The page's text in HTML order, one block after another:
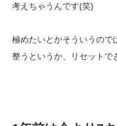
考えちゃうんです(笑)
極めたいとかそういうので
整うというか、リセットで